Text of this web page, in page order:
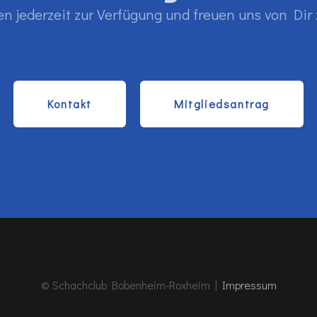
jederzeit zur Verfügung und freuen uns von Dir
Kontakt Mitgliedsantrag
© Schachclub Bobenheim-Roxheim | Impressum